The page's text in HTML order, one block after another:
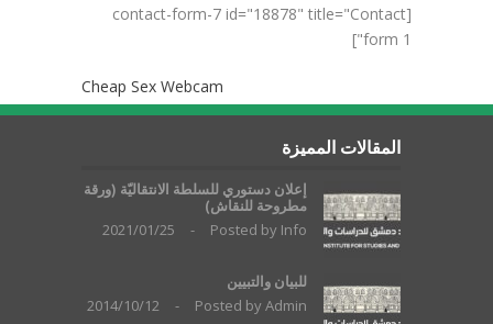
[contact-form-7 id="18878" title="Contact
form 1"]
Cheap Sex Webcam
المقالات المميزة
إعلان دستوري للسلطة الانتقاليّة (ورقة
مطروحة للنقاش)
Posted by Info
-
2021/01/25
للبيان والتبيين
Posted byAdmin
-
2014/10/12